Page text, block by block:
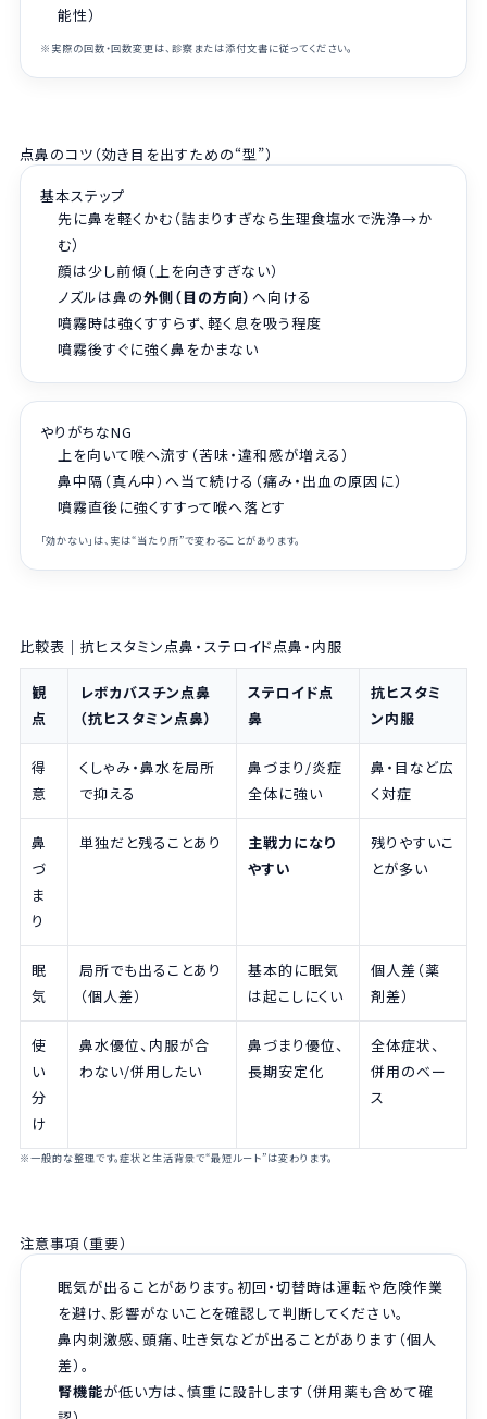
能性）
※実際の回数・回数変更は、診察または添付文書に従ってください。
点鼻のコツ（効き目を出すための“型”）
基本ステップ
先に鼻を軽くかむ（詰まりすぎなら生理食塩水で洗浄→か
む）
顔は少し前傾（上を向きすぎない）
ノズルは鼻の外側（目の方向） へ向ける
噴霧時は強くすすらず、軽く息を吸う程度
噴霧後すぐに強く鼻をかまない
やりがちなNG
上を向いて喉へ流す（苦味・違和感が増える）
鼻中隔（真ん中）へ当て続ける（痛み・出血の原因に）
噴霧直後に強くすすって喉へ落とす
「効かない」は、実は“当たり所”で変わることがあります。
比較表｜抗ヒスタミン点鼻・ステロイド点鼻・内服
観
点
レボカバスチン点鼻
（抗ヒスタミン点鼻）
ステロイド点
鼻
抗ヒスタミ
ン内服
得
意
くしゃみ・鼻水を局所
で抑える
鼻づまり/炎症
全体に強い
鼻・目など広
く対症
鼻
づ
ま
り
単独だと残ることあり
主戦力になり
やすい
残りやすいこ
とが多い
眠
気
局所でも出ることあり
（個人差）
基本的に眠気
は起こしにくい
個人差（薬
剤差）
使
い
分
け
鼻水優位、内服が合
わない/併用したい
鼻づまり優位、
長期安定化
全体症状、
併用のベー
ス
※一般的な整理です。症状と生活背景で“最短ルート”は変わります。
注意事項（重要）
眠気が出ることがあります。初回・切替時は運転や危険作業
を避け、影響がないことを確認して判断してください。
鼻内刺激感、頭痛、吐き気などが出ることがあります（個人
差）。
腎機能が低い方は、慎重に設計します（併用薬も含めて確